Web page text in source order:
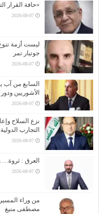
«حافة القرار
2026-08-07
ليست أزمة
جوتيار تمر
2026-08-07
السابع من آب
الأشوريين
2026-08-07
نزع السلاح
التجارب
2026-08-07
العرق :
2026-08-07
من وراء
مصطفى منيغ